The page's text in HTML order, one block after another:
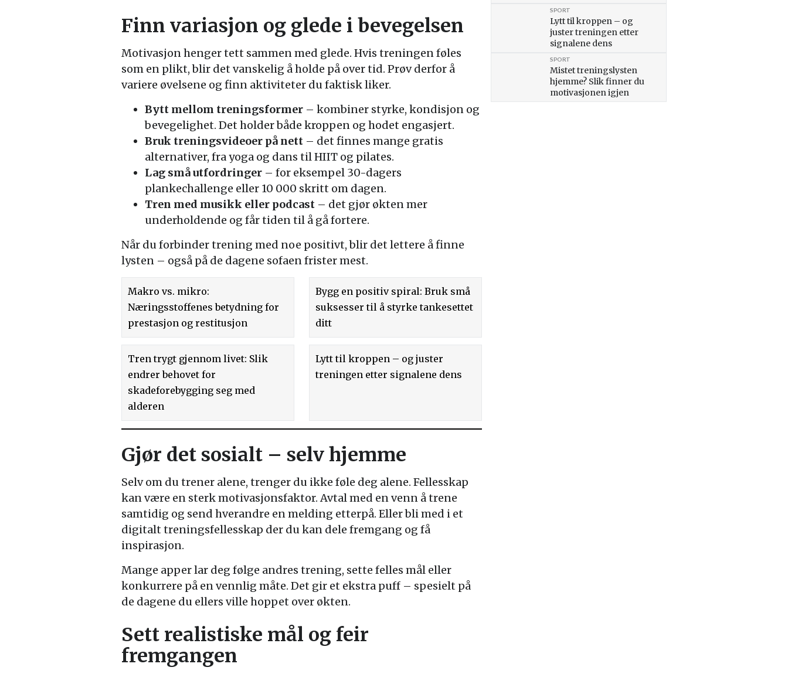
Finn variasjon og glede i bevegelsen
Motivasjon henger tett sammen med glede. Hvis treningen føles
som en plikt, blir det vanskelig å holde på over tid. Prøv derfor å
variere øvelsene og finn aktiviteter du faktisk liker.
Bytt mellom treningsformer – kombiner styrke, kondisjon og
bevegelighet. Det holder både kroppen og hodet engasjert.
Bruk treningsvideoer på nett – det finnes mange gratis
alternativer, fra yoga og dans til HIIT og pilates.
Lag små utfordringer – for eksempel 30-dagers
plankechallenge eller 10 000 skritt om dagen.
Tren med musikk eller podcast – det gjør økten mer
underholdende og får tiden til å gå fortere.
Når du forbinder trening med noe positivt, blir det lettere å finne
lysten – også på de dagene sofaen frister mest.
Makro vs. mikro:
Næringsstoffenes betydning for
prestasjon og restitusjon
Bygg en positiv spiral: Bruk små
suksesser til å styrke tankesettet
ditt
Tren trygt gjennom livet: Slik
endrer behovet for
skadeforebygging seg med
alderen
Lytt til kroppen – og juster
treningen etter signalene dens
Gjør det sosialt – selv hjemme
Selv om du trener alene, trenger du ikke føle deg alene. Fellesskap
kan være en sterk motivasjonsfaktor. Avtal med en venn å trene
samtidig og send hverandre en melding etterpå. Eller bli med i et
digitalt treningsfellesskap der du kan dele fremgang og få
inspirasjon.
Mange apper lar deg følge andres trening, sette felles mål eller
konkurrere på en vennlig måte. Det gir et ekstra puff – spesielt på
de dagene du ellers ville hoppet over økten.
Sett realistiske mål og feir
fremgangen
Lytt til kroppen – og
juster treningen etter
signalene dens
SPORT
Mistet treningslysten
hjemme? Slik finner du
motivasjonen igjen
SPORT